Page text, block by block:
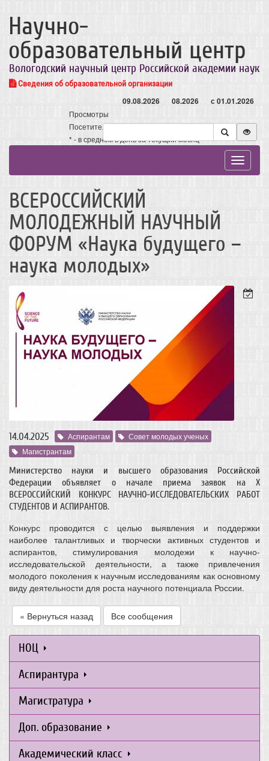
Научно-
образовательный центр
Вологодский научный центр Российской академии наук
Сведения об образовательной организации
09.08.2026 08.2026 с 01.01.2026
Просмотры
Посетители
* - в среднем в день за текущий месяц
Toggle
ВСЕРОССИЙСКИЙ
МОЛОДЕЖНЫЙ НАУЧНЫЙ
ФОРУМ «Наука будущего –
наука молодых»
14.04.2025 Аспирантам
Совет молодых ученых
Магистрантам
Министерство науки и высшего образования Российской
Федерации объявляет о начале приема заявок на X
ВСЕРОССИЙСКИЙ КОНКУРС НАУЧНО-ИССЛЕДОВАТЕЛЬСКИХ РАБОТ
СТУДЕНТОВ И АСПИРАНТОВ.
Конкурс проводится с целью выявления и поддержки
наиболее талантливых и творчески активных студентов и
аспирантов, стимулирования молодежи к научно-
исследовательской деятельности, а также привлечения
молодого поколения к научным исследованиям как основному
виду деятельности для роста научного потенциала России.
« Вернуться назад Все сообщения
НОЦ
Аспирантура
Магистратура
Доп. образование
Академический класс